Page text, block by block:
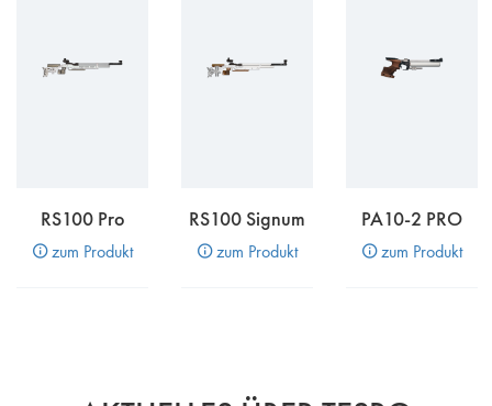
RS100 Pro
zum Produkt
RS100 Signum
zum Produkt
PA10-2 PRO
zum Produkt